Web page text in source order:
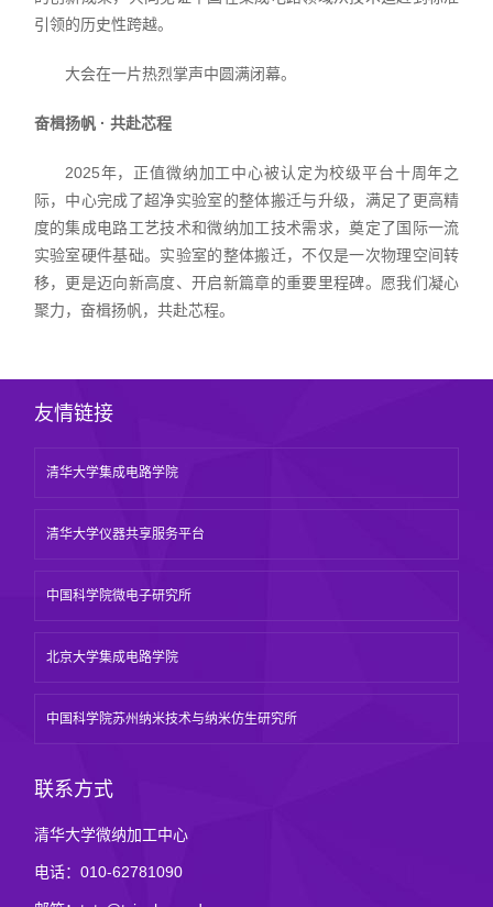
引领的历史性跨越。
大会在一片热烈掌声中圆满闭幕。
奋楫扬帆 · 共赴芯程
2025年，正值微纳加工中心被认定为校级平台十周年之
际，中心完成了超净实验室的整体搬迁与升级，满足了更高精
度的集成电路工艺技术和微纳加工技术需求，奠定了国际一流
实验室硬件基础。实验室的整体搬迁，不仅是一次物理空间转
移，更是迈向新高度、开启新篇章的重要里程碑。愿我们凝心
聚力，奋楫扬帆，共赴芯程。
友情链接
清华大学集成电路学院
清华大学仪器共享服务平台
中国科学院微电子研究所
北京大学集成电路学院
中国科学院苏州纳米技术与纳米仿生研究所
联系方式
清华大学微纳加工中心
电话：010-62781090